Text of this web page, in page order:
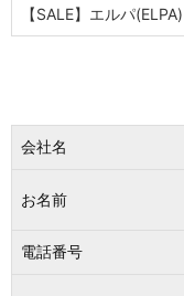
【SALE】エルパ
会社名
お名前
電話番号